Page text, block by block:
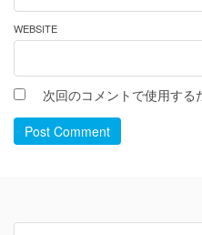
WEBSITE
次回のコメントで使用す
Post Comment